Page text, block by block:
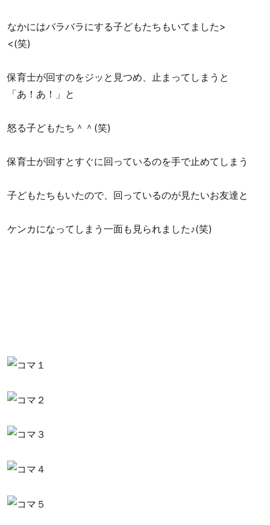
なかにはバラバラにする子どもたちもいてました>
<(笑)
保育士が回すのをジッと見つめ、止まってしまうと
「あ！あ！」と
怒る子どもたち＾＾(笑)
保育士が回すとすぐに回っているのを手で止めてしまう
子どもたちもいたので、回っているのが見たいお友達と
ケンカになってしまう一面も見られました♪(笑)